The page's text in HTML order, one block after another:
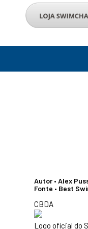
Autor • Alex
Fonte • Best
CBDA
Logo oficial do